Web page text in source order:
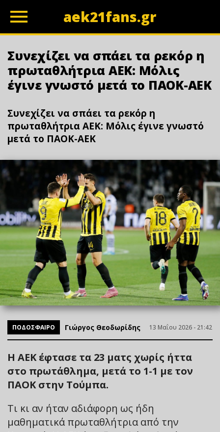
aek21fans.gr
Συνεχίζει να σπάει τα ρεκόρ η
πρωταθλήτρια ΑΕΚ: Μόλις
έγινε γνωστό μετά το ΠΑΟΚ-ΑΕΚ
Συνεχίζει να σπάει τα ρεκόρ η
πρωταθλήτρια ΑΕΚ: Μόλις έγινε γνωστό
μετά το ΠΑΟΚ-ΑΕΚ
ΠΟΔΟΣΦΑΙΡΟ Γιώργος Θεοδωρίδης 13 Μαΐου 2026 - 21:42
Η ΑΕΚ έφτασε τα 23 ματς χωρίς ήττα
στο πρωτάθλημα, μετά το 1-1 με τον
ΠΑΟΚ στην Τούμπα.
Τι κι αν ήταν αδιάφορη ως ήδη
μαθηματικά πρωταθλήτρια από την